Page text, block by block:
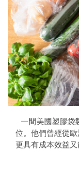
塑膠廢料再生機
一間美國塑膠袋
位。他們曾經從
更具有成本效益